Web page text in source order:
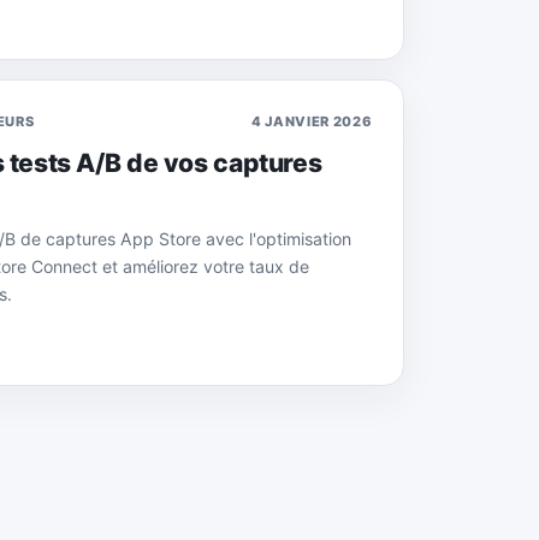
4 JANVIER 2026
tests A/B de vos captures
de captures App Store avec l'optimisation
Connect et améliorez votre taux de